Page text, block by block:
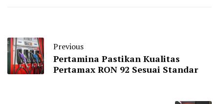
Previous
Pertamina Pastikan Kualitas
Pertamax RON 92 Sesuai Standar